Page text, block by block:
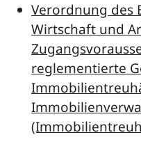
Verordnung des
Wirtschaft und
reglementierte